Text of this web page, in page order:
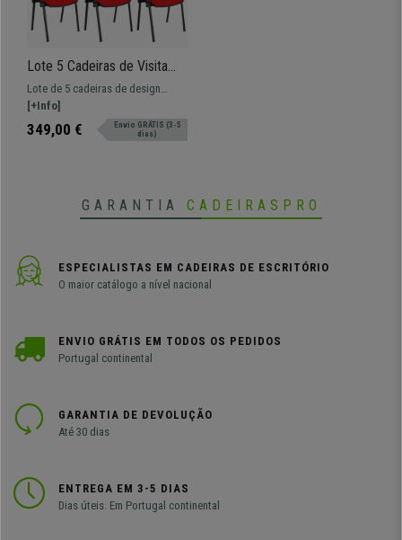
Lote 5 Cadeiras de Visita
ROMEL COM BRAÇOS,
Empilhável, Pernas Pretas,
Em Pano, Vermelho
Lote de 5 cadeiras de design
prático e versátil ROMEL COM
BRAÇOS. Confortável, resistente e
de design moderno.
[+Info]
349,00 €
Envio GRÁTIS (3-5
dias)
GARANTIA CADEIRASPRO
ESPECIALISTAS EM CADEIRAS DE ESCRITÓRIO
O maior catálogo a nível nacional
ENVIO GRÁTIS EM TODOS OS PEDIDOS
Portugal continental
GARANTIA DE DEVOLUÇÃO
Até 30 dias
ENTREGA EM 3-5 DIAS
Dias úteis. Em Portugal continental